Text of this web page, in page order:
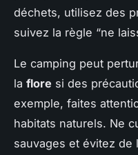
déchets, utilisez des
suivez la règle “ne
Le camping peut
la flore si des
exemple, faites
habitats naturels. Ne
sauvages et évitez de